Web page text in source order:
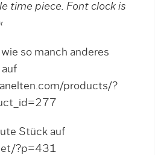
time piece. Font clock is
so manch anderes
products/?
Stück auf
?p=431